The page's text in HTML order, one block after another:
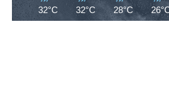
32°C 32°C 28°C